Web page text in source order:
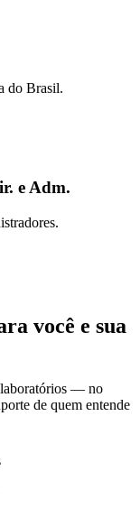
do Brasil.
e Adm.
você e sua
laboratórios — no
de quem entende